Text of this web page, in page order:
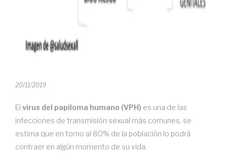
20/11/2019
El virus del papiloma humano (VPH) es una de las
infecciones de transmisión sexual más comunes, se
estima que en torno al 80% de la población lo podrá
contraer en algún momento de su vida.